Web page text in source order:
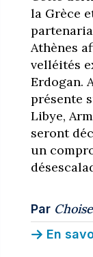
la Grèce
Athènes
velléités
Erdogan.
présente
Libye,
seront
un
Par
En